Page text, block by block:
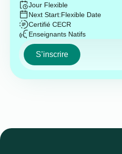
Jour Flexible
Next Start:Flexible Date
Certifié CECR
Enseignants Natifs
S’inscrire